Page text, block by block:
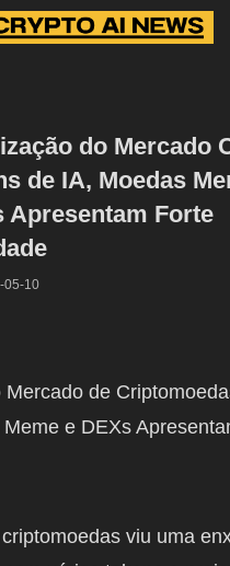
do Mercado
de IA, Moedas
Apresentam Forte
05-10
de
e DEXs
viu uma